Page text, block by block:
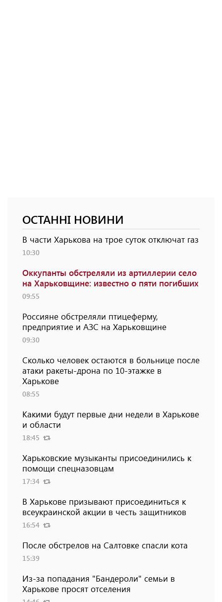
ОСТАННІ НОВИНИ
В части Харькова на трое суток отключат газ
10:30
Оккупанты обстреляли из артиллерии село
на Харьковщине: известно о пяти погибших
09:55
Россияне обстреляли птицеферму,
предприятие и АЗС на Харьковщине
09:30
Сколько человек остаются в больнице после
атаки ракеты-дрона по 10-этажке в
Харькове
08:55
Какими будут первые дни недели в Харькове
и области
18:45
Харьковские музыканты присоединились к
помощи спецназовцам
17:34
В Харькове призывают присоединиться к
всеукраинской акции в честь защитников
16:54
После обстрелов на Салтовке спасли кота
15:39
Из-за попадания "Бандероли" семьи в
Харькове просят отселения